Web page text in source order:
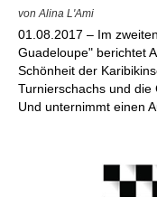
von Alina L'Ami
01.08.2017 – Im
Guadeloupe" berichtet
Schönheit der
Turnierschachs und die
Und unternimmt einen